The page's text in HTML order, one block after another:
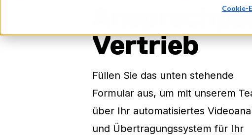
Cookie-
Vertrieb
Füllen Sie das unten stehende
Formular aus, um mit unserem
über Ihr automatisiertes
und Übertragungssystem für Ihr